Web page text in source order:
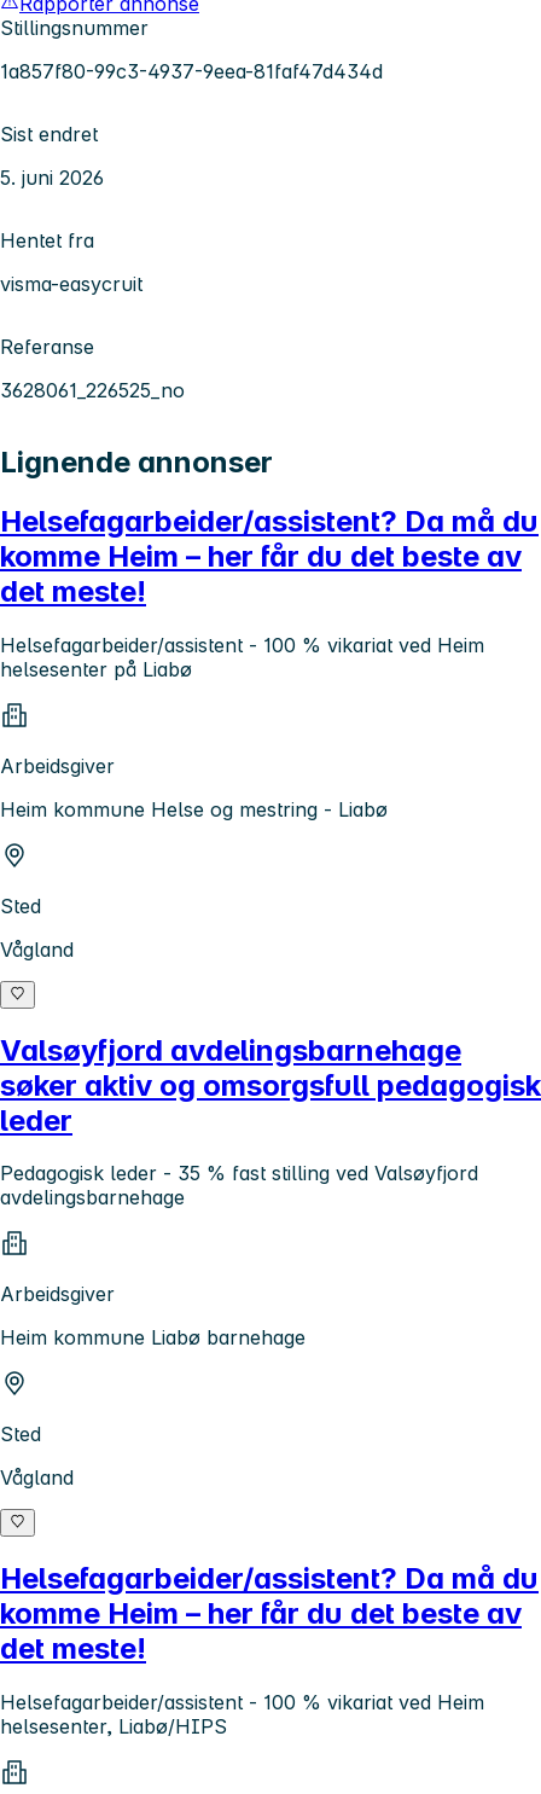
Stillingsnummer
1a857f80-99c3-4937-9eea-81faf47d434d
Sist endret
5. juni 2026
Hentet fra
visma-easycruit
Referanse
3628061_226525_no
Lignende annonser
Helsefagarbeider/assistent? Da må du
komme Heim – her får du det beste av
det meste!
Helsefagarbeider/assistent - 100 % vikariat ved Heim
helsesenter på Liabø
Arbeidsgiver
Heim kommune Helse og mestring - Liabø
Sted
Vågland
Valsøyfjord avdelingsbarnehage
søker aktiv og omsorgsfull pedagogisk
leder
Pedagogisk leder - 35 % fast stilling ved Valsøyfjord
avdelingsbarnehage
Arbeidsgiver
Heim kommune Liabø barnehage
Sted
Vågland
Helsefagarbeider/assistent? Da må du
komme Heim – her får du det beste av
det meste!
Helsefagarbeider/assistent - 100 % vikariat ved Heim
helsesenter, Liabø/HIPS